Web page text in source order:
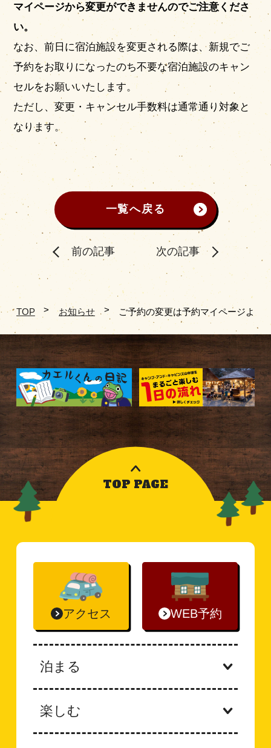
マイページから変更ができませんのでご注意くださ
い。
なお、前日に宿泊施設を変更される際は、新規でご
予約をお取りになったのち不要な宿泊施設のキャン
セルをお願いいたします。
ただし、変更・キャンセル手数料は通常通り対象と
なります。
一覧へ戻る
前の記事 次の記事
TOP お知らせ ご予約の変更は予約マイページより
TOP PAGE
泊まる
楽しむ
アクセス WEB予約